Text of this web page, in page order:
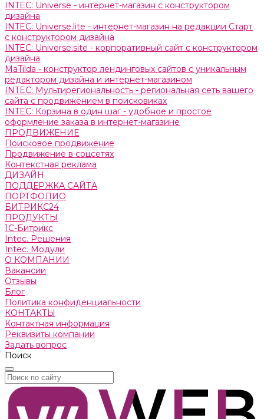
INTEC: Universe - интернет-магазин с конструктором
дизайна
INTEC: Universe.lite - интернет-магазин на редакции Старт
с конструктором дизайна
INTEC: Universe.site - корпоративный сайт с конструктором
дизайна
MaTilda - конструктор лендинговых сайтов с уникальным
редактором дизайна и интернет-магазином
INTEC: Мультирегиональность - региональная сеть вашего
сайта с продвижением в поисковиках
INTEC: Корзина в один шаг - удобное и простое
оформление заказа в интернет-магазине
ПРОДВИЖЕНИЕ
Поисковое продвижение
Продвижение в соцсетях
Контекстная реклама
ДИЗАЙН
ПОДДЕРЖКА САЙТА
ПОРТФОЛИО
БИТРИКС24
ПРОДУКТЫ
1С-Битрикс
Intec. Решения
Intec. Модули
О КОМПАНИИ
Вакансии
Отзывы
Блог
Политика конфиденциальности
КОНТАКТЫ
Контактная информация
Реквизиты компании
Задать вопрос
Поиск